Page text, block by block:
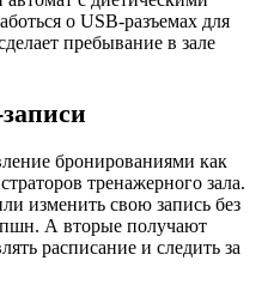
о USB-разъемах для
пребывание в зале
бронированиями как
тренажерного зала.
изменить свою запись без
А вторые получают
расписание и следить за